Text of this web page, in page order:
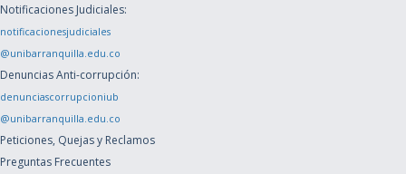
Notificaciones Judiciales:
notificacionesjudiciales
@unibarranquilla.edu.co
Denuncias Anti-corrupción:
denunciascorrupcioniub
@unibarranquilla.edu.co
Peticiones, Quejas y Reclamos
Preguntas Frecuentes